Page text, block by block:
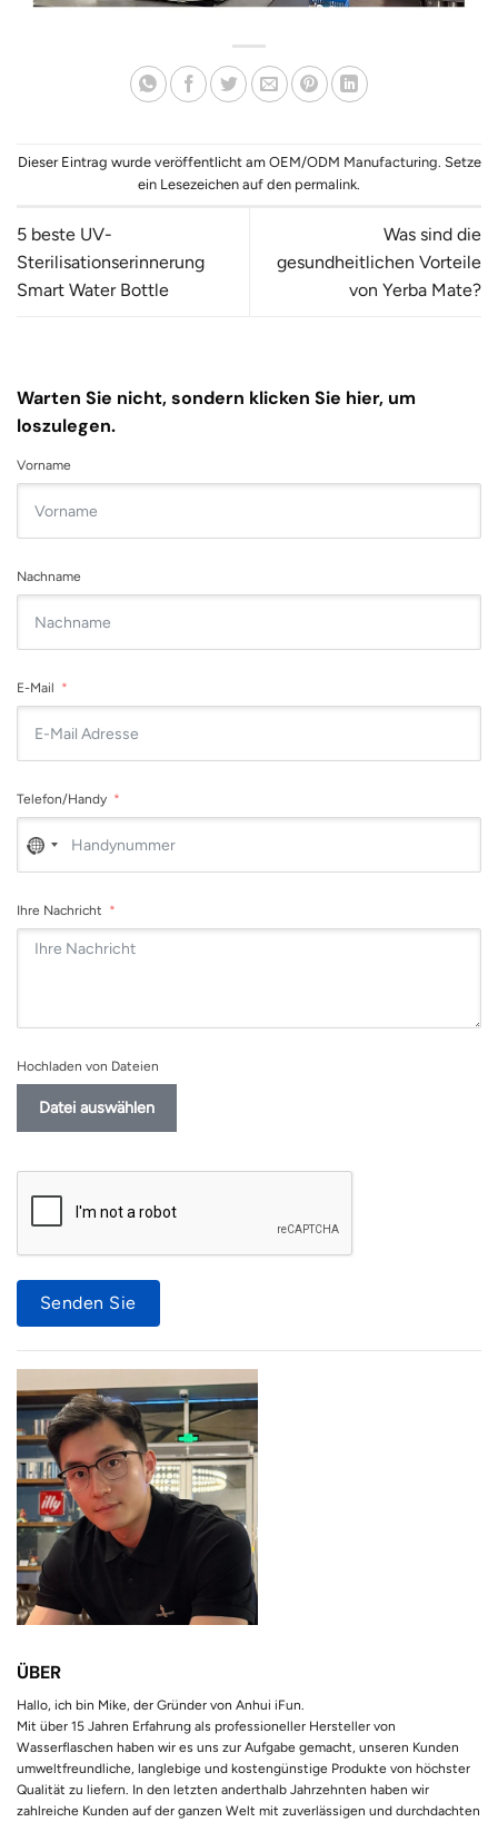
Dieser Eintrag wurde veröffentlicht am OEM/ODM Manufacturing. Setze
ein Lesezeichen auf den permalink.
5 beste UV-
Sterilisationserinnerung
Smart Water Bottle
Was sind die
gesundheitlichen Vorteile
von Yerba Mate?
Warten Sie nicht, sondern klicken Sie hier, um
loszulegen.
Vorname
Nachname
E-Mail
Telefon/Handy
No
country
selected
Ihre Nachricht
Hochladen von Dateien
Datei auswählen
Senden Sie
ÜBER
Hallo, ich bin Mike, der Gründer von Anhui iFun.
Mit über 15 Jahren Erfahrung als professioneller Hersteller von
Wasserflaschen haben wir es uns zur Aufgabe gemacht, unseren Kunden
umweltfreundliche, langlebige und kostengünstige Produkte von höchster
Qualität zu liefern. In den letzten anderthalb Jahrzehnten haben wir
zahlreiche Kunden auf der ganzen Welt mit zuverlässigen und durchdachten